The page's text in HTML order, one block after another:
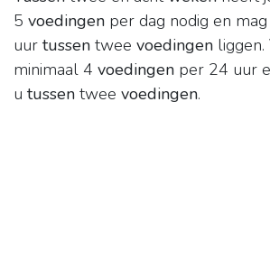
5 voedingen per dag nodig en
uur tussen twee voedingen liggen.
minimaal 4 voedingen per 24 uur
u tussen twee voedingen.